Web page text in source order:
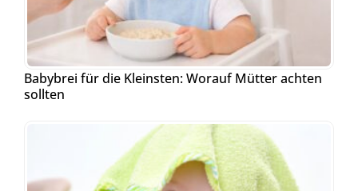
Babybrei für die Kleinsten: Worauf Mütter achten
sollten